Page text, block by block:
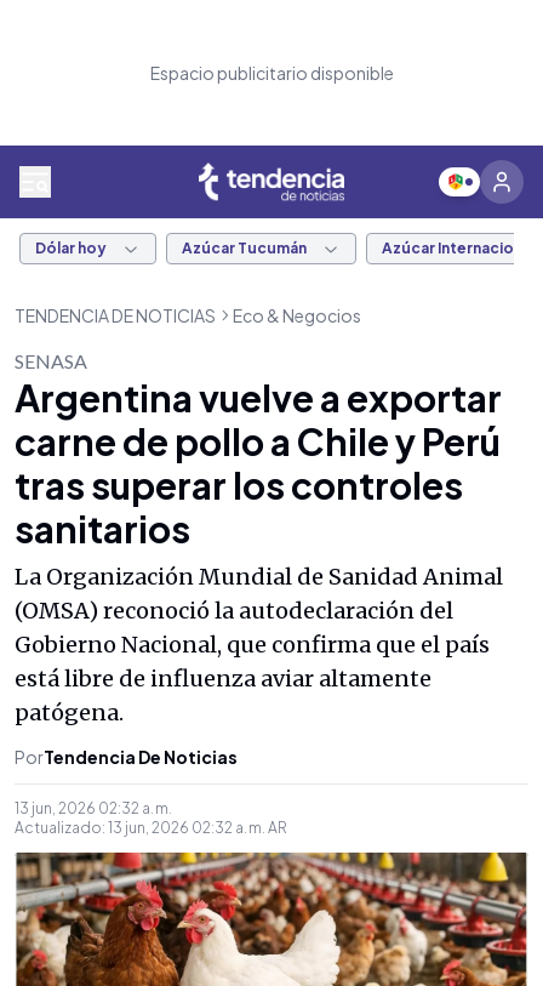
Espacio publicitario disponible
Dólar hoy Azúcar Tucumán Azúcar Internacional
TENDENCIA DE NOTICIAS Eco & Negocios
SENASA
Argentina vuelve a exportar
carne de pollo a Chile y Perú
tras superar los controles
sanitarios
La Organización Mundial de Sanidad Animal
(OMSA) reconoció la autodeclaración del
Gobierno Nacional, que confirma que el país
está libre de influenza aviar altamente
patógena.
PorTendencia De Noticias
13 jun, 2026 02:32 a. m.
Actualizado: 13 jun, 2026 02:32 a. m. AR